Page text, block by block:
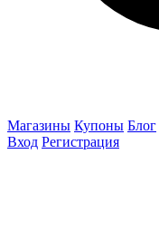
Магазины Купоны Блог
Вход Регистрация